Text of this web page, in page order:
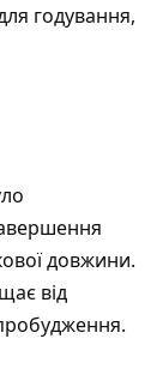
годування,
довжини.
від